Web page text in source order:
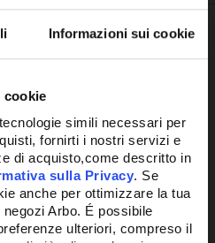
Informazioni sui cookie
cookie
simili necessari per
fornirti i nostri servizi e
di acquisto,come descritto in
sulla Privacy. Se
anche per ottimizzare la tua
Arbo. É possibile
ulteriori, compreso il
interessarti